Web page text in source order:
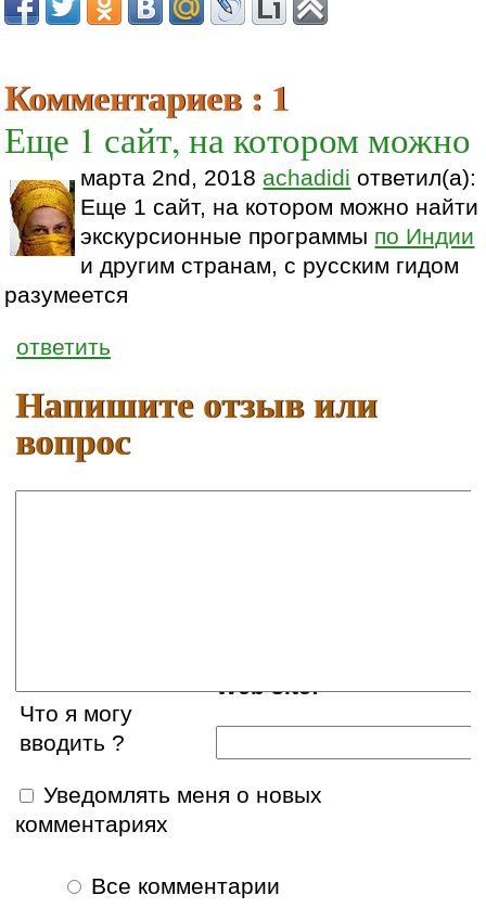
Комментариев : 1
Еще 1 сайт, на котором можно
марта 2nd, 2018 achadidi ответил(а):
Еще 1 сайт, на котором можно найти
экскурсионные программы по Индии
и другим странам, с русским гидом
разумеется
ответить
Напишите отзыв или
вопрос
Web site:
Что я могу
вводить ?
Уведомлять меня о новых
комментариях
Все комментарии